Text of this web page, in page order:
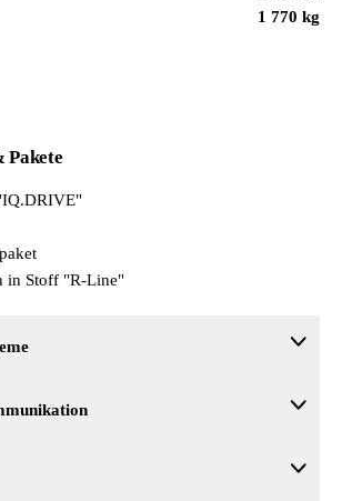
1 770 kg
Pakete
in Stoff "R-Line"